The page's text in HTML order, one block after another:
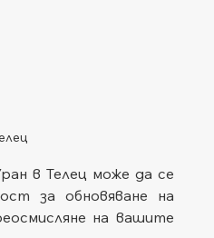
в Телец може да се
за обновяване на
на вашите